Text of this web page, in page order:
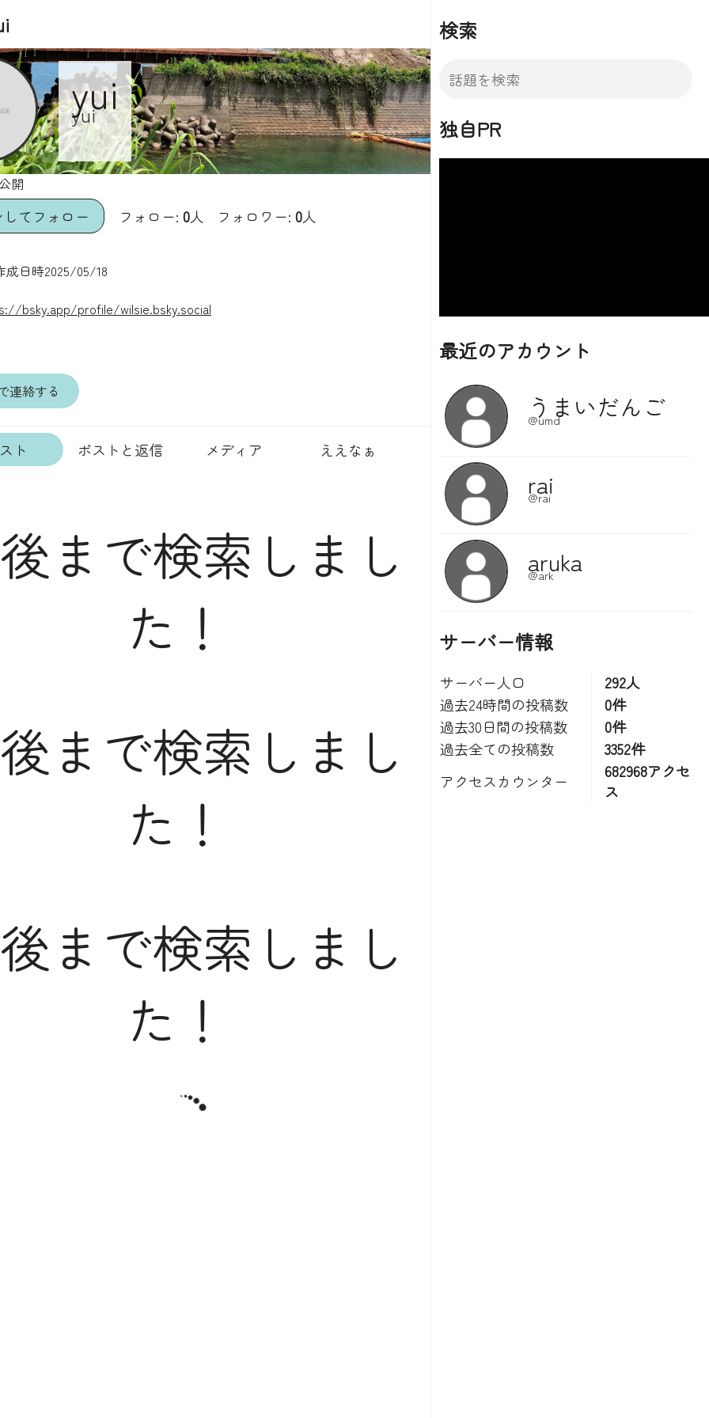
yui
yui
開
てフォロー フォロー: 0人 フォロワー: 0人
成日時2025/05/18
bsky.app/profile/wilsie.bsky.social
連絡する
ト ポストと返信 メディア ええなぁ
まで検索しまし
た！
まで検索しまし
た！
まで検索しまし
た！
検索
独自PR
最近のアカウント
サーバー情報
サーバー人口
292人
過去24時間の投稿数
0件
過去30日間の投稿数
0件
過去全ての投稿数
3352件
アクセスカウンター
682968アクセ
ス